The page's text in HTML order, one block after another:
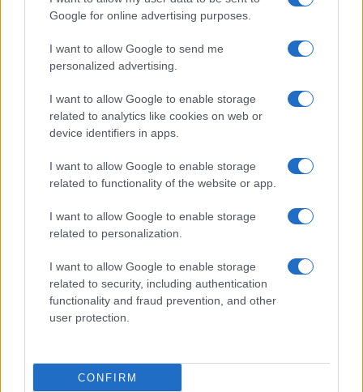
Google for online advertising purposes.
I want to allow Google to send me
personalized advertising.
I want to allow Google to enable storage
related to analytics like cookies on web or
device identifiers in apps.
I want to allow Google to enable storage
related to functionality of the website or app.
I want to allow Google to enable storage
related to personalization.
I want to allow Google to enable storage
related to security, including authentication
functionality and fraud prevention, and other
user protection.
CONFIRM
LIFESTYLE
Come abbinare i pantaloni Capri con le kitten heels:
consigli e ispirazioni